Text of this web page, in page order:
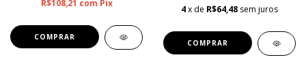
R$108,21 com Pix
4x de R$64,48 sem juros